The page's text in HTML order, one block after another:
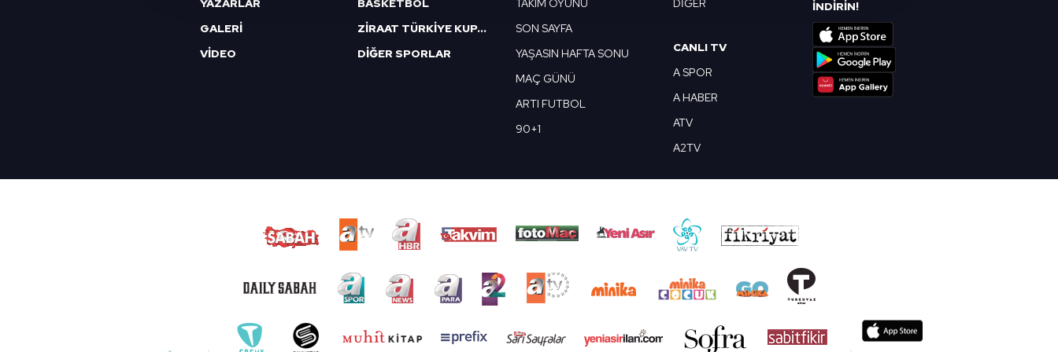
reklam/pazarlama faaliyetlerinin yapılması, amaçlarıyla sınırlı olarak açık rızanız dahilinde kullanılacaktır.
Çerezlere ilişkin tercihlerinizi aşağıda yer alan panel vasıtasıyla belirleyebilirsiniz. Çerezlere ilişkin detaylı bilgi için Ayarlar
ziyaret edebilirsiniz.
mevzuata uygun olarak kullanılan çerezlerle ilgili bilgi almak için lütfen
YAZARLAR
GALERİ
VİDEO
BASKETBOL
ZİRAAT TÜRKİYE KUPASI
DİĞER SPORLAR
TAKIM OYUNU
SON SAYFA
YAŞASIN HAFTA SONU
MAÇ GÜNÜ
ARTI FUTBOL
90+1
DİĞER
CANLI TV
A SPOR
A HABER
ATV
A2TV
İNDİRİN!